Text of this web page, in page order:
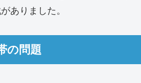
ありました。
の問題